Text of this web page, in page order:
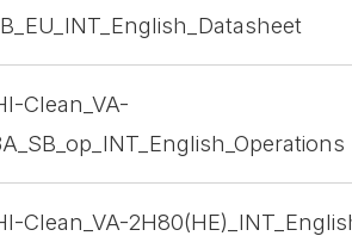
Clean_VA-
Clean_VA-